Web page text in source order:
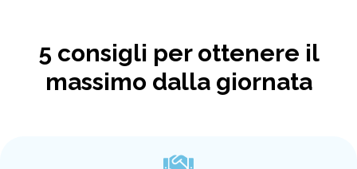
5 consigli per ottenere il
massimo dalla giornata